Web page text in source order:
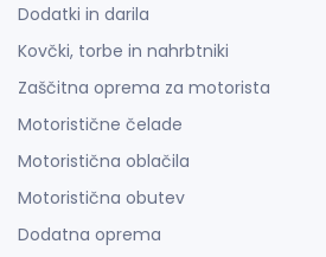
Dodatki in darila
Kovčki, torbe in nahrbtniki
Zaščitna oprema za motorista
Motoristične čelade
Motoristična oblačila
Motoristična obutev
Dodatna oprema